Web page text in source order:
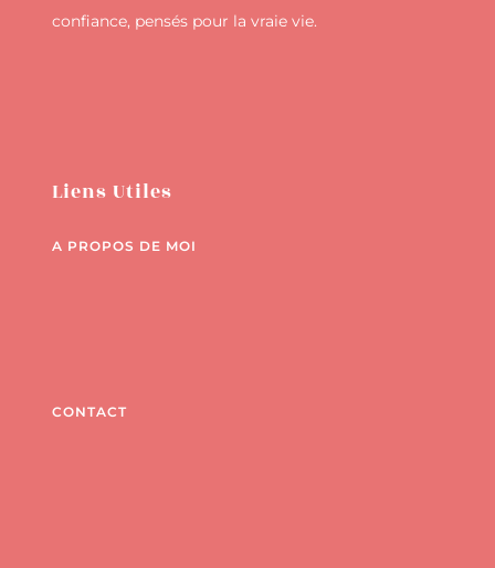
confiance, pensés pour la vraie vie.
Liens Utiles
A PROPOS DE MOI
CONTACT